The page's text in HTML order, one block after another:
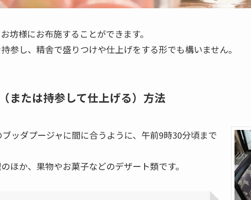
坊様にお布施することができます。
参し、精舎で盛りつけや仕上げをする形でも構いません。
または持参して仕上げる） 方法
ッダプージャに間に合うように、午前9時30分頃まで
ほか、果物やお菓子などのデザート類です。